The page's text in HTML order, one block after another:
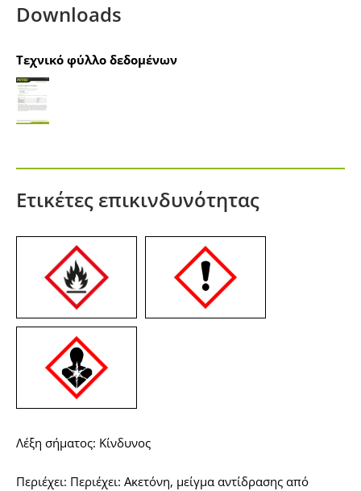
Downloads
Τεχνικό φύλλο δεδομένων
Ετικέτες επικινδυνότητας
Λέξη σήματος: Κίνδυνος
Περιέχει: Περιέχει: Ακετόνη, μείγμα αντίδρασης από